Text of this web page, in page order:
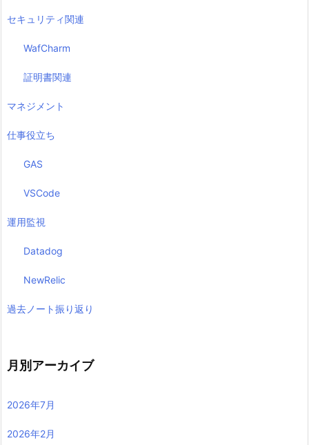
セキュリティ関連
WafCharm
証明書関連
マネジメント
仕事役立ち
GAS
VSCode
運用監視
Datadog
NewRelic
過去ノート振り返り
月別アーカイブ
2026年7月
2026年2月